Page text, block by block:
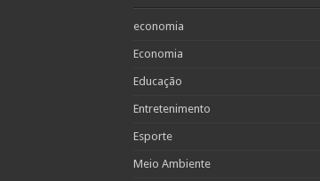
economia
Economia
Educação
Entretenimento
Esporte
Meio Ambiente